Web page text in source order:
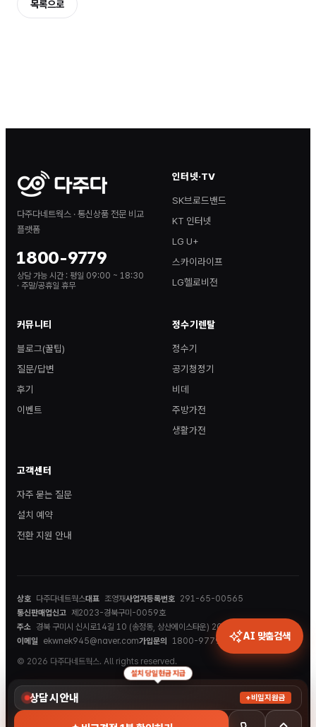
목록으로
상담 시 안내 +비밀지원금
설치 당일 현금 지급
다주다네트웍스 · 통신상품 전문 비교
플랫폼
1800-9779
상담 가능 시간 : 평일 09:00 ~ 18:30
· 주말/공휴일 휴무
인터넷·TV
SK브로드밴드
KT 인터넷
LG U+
스카이라이프
LG헬로비전
커뮤니티
블로그(꿀팁)
질문/답변
후기
이벤트
정수기렌탈
정수기
공기청정기
비데
주방가전
생활가전
고객센터
자주 묻는 질문
설치 예약
전환 지원 안내
상호 다주다네트웍스대표 조영재사업자등록번호 291-65-00565
통신판매업신고 제2023-경북구미-0059호
주소 경북 구미시 신시로14길 10 (송정동, 상산에이스타운) 202호
이메일
ekwnek945@naver.com가입문의 1800-9779
© 2026 다주다네트웍스. All rights reserved.
AI 맞춤검색